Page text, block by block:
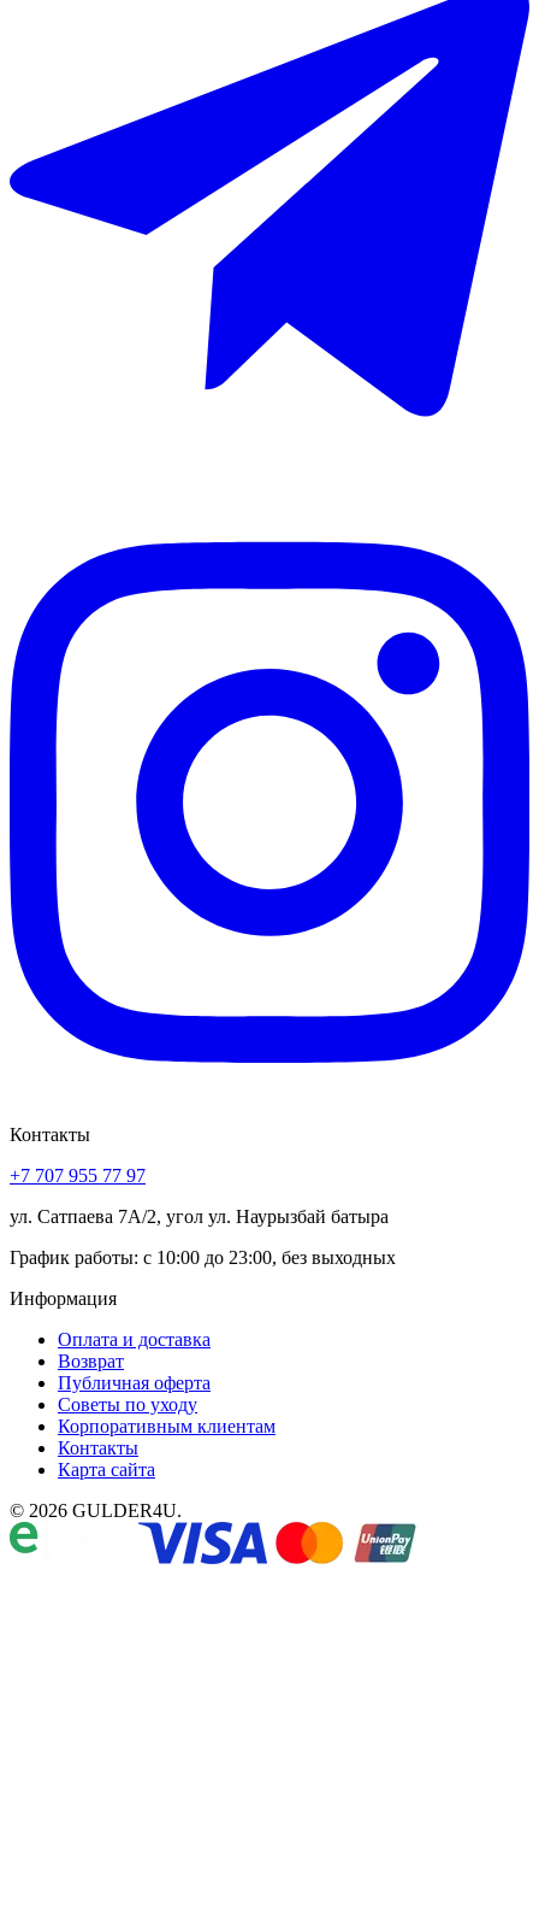
Контакты
+7 707 955 77 97
ул. Сатпаева 7А/2, угол ул. Наурызбай батыра
График работы: с 10:00 до 23:00, без выходных
Информация
Оплата и доставка
Возврат
Публичная оферта
Советы по уходу
Корпоративным клиентам
Контакты
Карта сайта
© 2026 GULDER4U.